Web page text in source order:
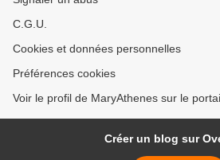
C.G.U.
Cookies et données personnelles
Préférences cookies
Voir le profil de MaryAthenes sur le
Créer un blog sur